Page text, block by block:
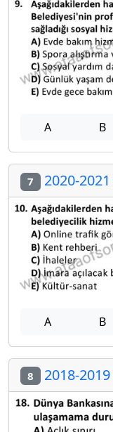
A B
7 2020-2021
A B
8 2018-2019